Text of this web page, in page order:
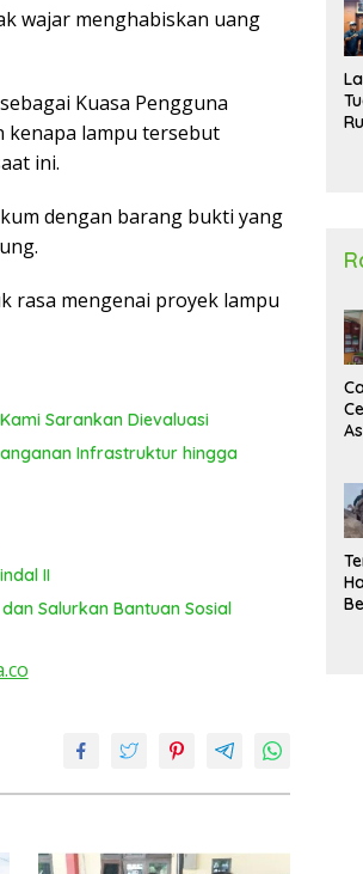
wajar menghabiskan uang
Kuasa Pengguna
kenapa lampu tersebut
ini.
dengan barang bukti yang
rasa mengenai proyek lampu
Sarankan Dievaluasi
Infrastruktur hingga
II
Salurkan Bantuan Sosial